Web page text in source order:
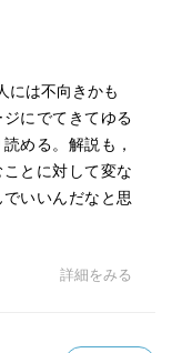
には不向きかも
にでてきてゆる
める。解説も，
とに対して変な
いいんだなと思
詳細をみる